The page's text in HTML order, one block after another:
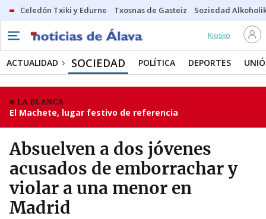
Celedón Txiki y Edurne Txosnas de Gasteiz Soziedad
Kiosko
ACTUALIDAD SOCIEDAD POLÍTICA DEPORTES
LA BLANCA
El Machete, lugar festivo de referencia
Absuelven a dos jóvenes
acusados de emborrachar y
violar a una menor en
Madrid